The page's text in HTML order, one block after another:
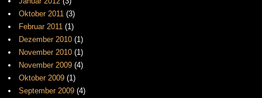
Oktober 2011 (3)
Februar 2011 (1)
Dezember 2010 (1)
November 2010 (1)
November 2009 (4)
Oktober 2009 (1)
September 2009 (4)